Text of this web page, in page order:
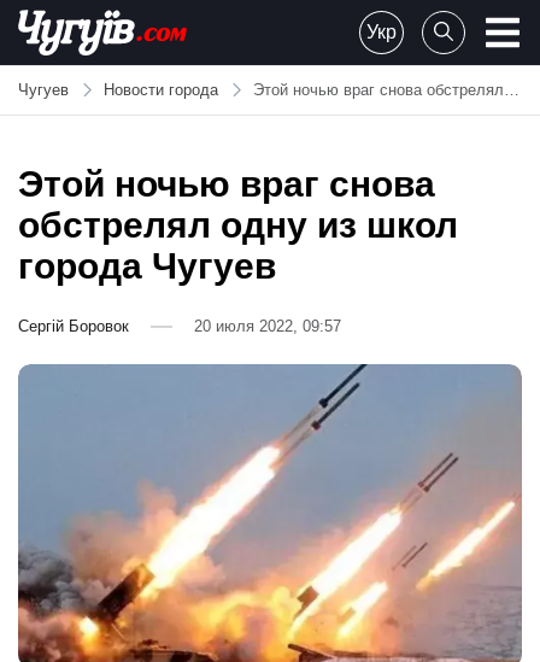
Skip
content
Chuguiv
Укр
Чугуев Новости города Этой ночью враг снова обстрелял одну из школ города Чугуев
Этой ночью враг снова
обстрелял одну из школ
города Чугуев
Сергій Боровок 20 июля 2022, 09:57